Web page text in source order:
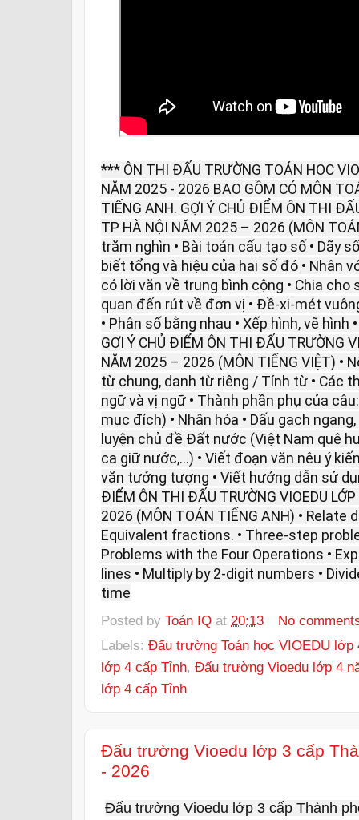
*** ÔN THI ĐẤU TRƯỜNG TOÁN HỌC
NĂM 2025 - 2026 BAO GỒM CÓ MÔN
TIẾNG ANH. GỢI Ý CHỦ ĐIỂM ÔN THI
TP HÀ NỘI NĂM 2025 – 2026 (MÔN
trăm nghìn • Bài toán cấu tạo số • Dãy
biết tổng và hiệu của hai số đó • Nhân
có lời văn về trung bình cộng • Chia cho
quan đến rút về đơn vị • Đề-xi-mét
• Phân số bằng nhau • Xếp hình, vẽ
GỢI Ý CHỦ ĐIỂM ÔN THI ĐẤU TRƯỜNG
NĂM 2025 – 2026 (MÔN TIẾNG VIỆT) •
từ chung, danh từ riêng / Tính từ • Các
ngữ và vị ngữ • Thành phần phụ của
mục đích) • Nhân hóa • Dấu gạch
luyện chủ đề Đất nước (Việt Nam quê
ca giữ nước,...) • Viết đoạn văn nêu ý
văn tưởng tượng • Viết hướng dẫn sử
ĐIỂM ÔN THI ĐẤU TRƯỜNG VIOEDU
2026 (MÔN TOÁN TIẾNG ANH) •
Equivalent fractions. • Three-step
Problems with the Four Operations •
lines • Multiply by 2-digit numbers •
time
Posted by Toán IQ at 20:13
No
Labels: Đấu trường Toán học VIOEDU lớp
lớp 4 cấp Tỉnh, Đấu trường Vioedu lớp 4
lớp 4 cấp Tỉnh
Đấu trường Vioedu lớp 3 cấp
- 2026
Đấu trường Vioedu lớp 3 cấp Thành